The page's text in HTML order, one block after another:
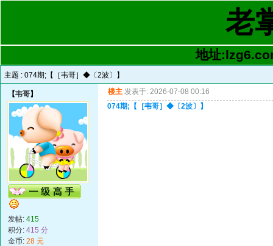
老
地址
主题 : 074期;【［韦哥］◆〔2波〕】
【韦哥】
发帖: 415
积分: 415 分
金币: 28 元
楼主 发表于: 2026-07-08 00:16
074期;【［韦哥］◆〔2波〕】